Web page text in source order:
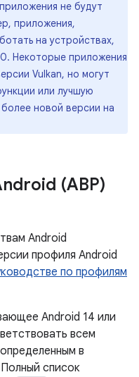
не будут
приложения,
на устройствах,
Некоторые приложения
Vulkan, но могут
или лучшую
новой версии на
(ABP)
Android
профиля Android
по профилям
Android 14 или
всем
в
Полный список